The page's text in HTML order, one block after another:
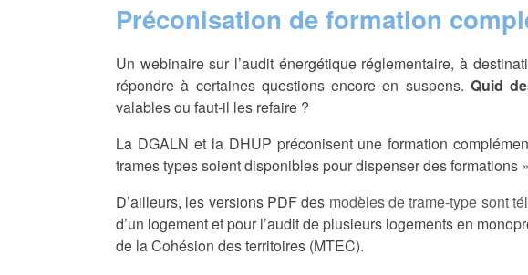
Préconisation de formation
Un webinaire sur l’audit énergétique réglementaire, à
répondre à certaines questions encore en suspens. Quid
valables ou faut-il les refaire ?
La DGALN et la DHUP préconisent une formation
trames types soient disponibles pour dispenser des formations
D’ailleurs, les versions PDF des modèles de trame-type sont
d’un logement et pour l’audit de plusieurs logements en
de la Cohésion des territoires (MTEC).